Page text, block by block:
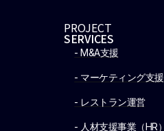
PROJECT
SERVICES
- M&A支援
- マーケティング支援
- レストラン運営
- 人材支援事業（HR）